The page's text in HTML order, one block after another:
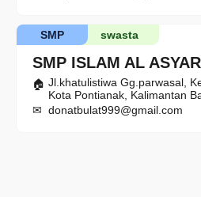
SMP ISLAM AL
swasta
SMP
Jl.khatulistiwa Gg.parwasal,
Kota Pontianak, Kalimantan
donatbulat999@gmail.com